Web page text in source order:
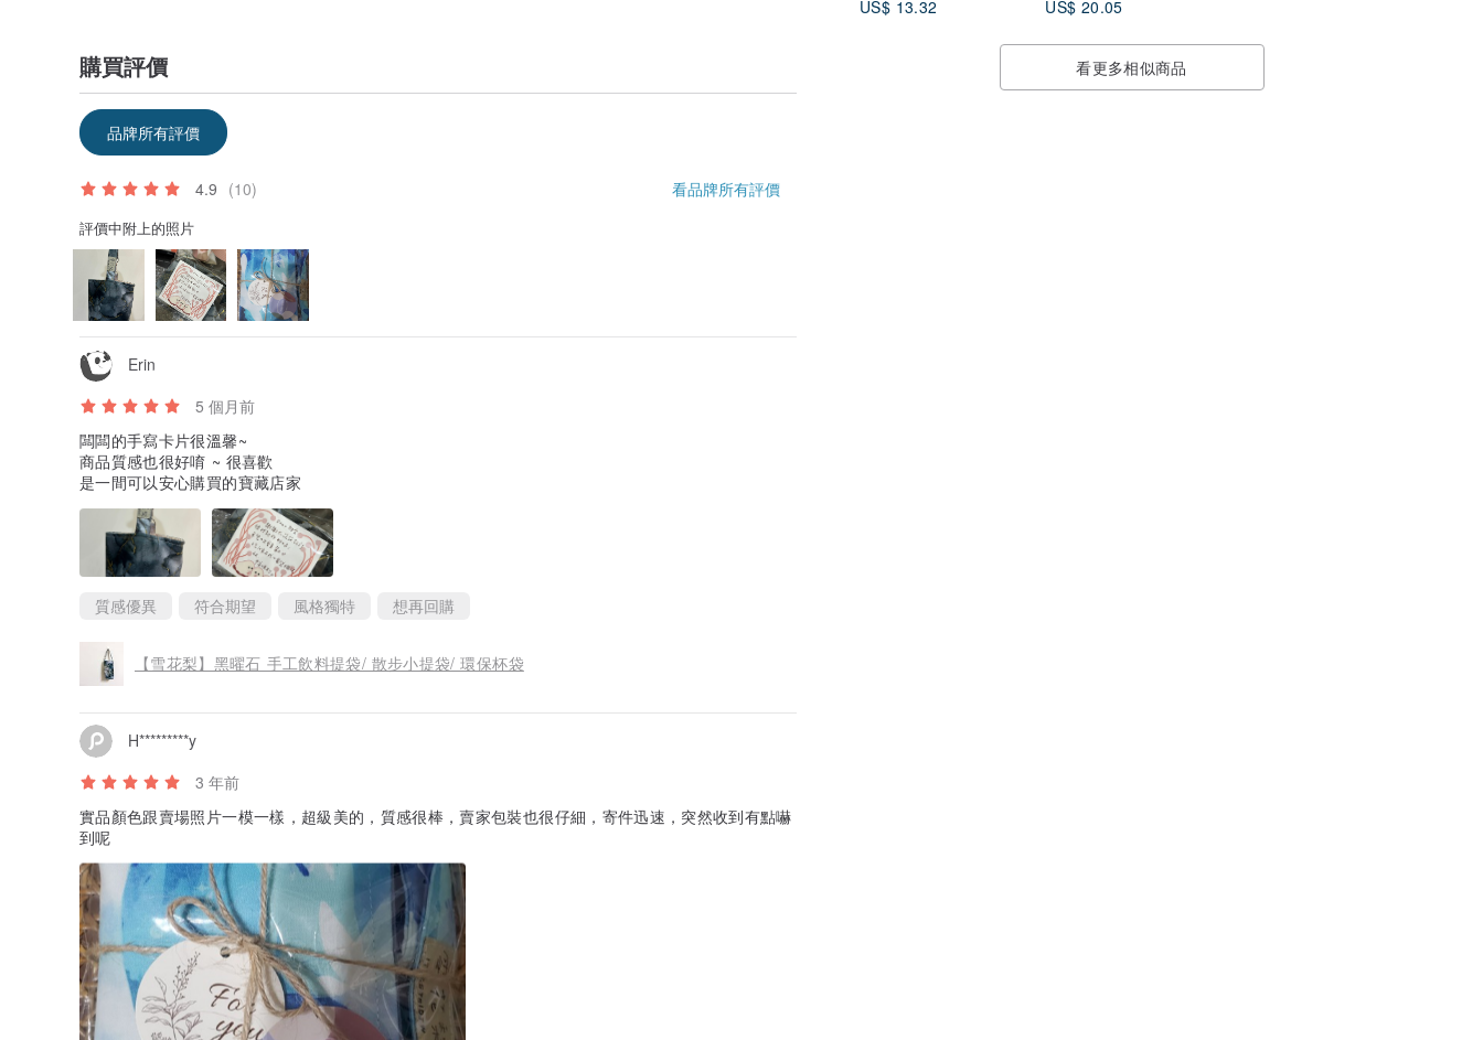
US$ 13.32
US$ 20.05
看更多相似商品
購買評價
品牌所有評價
4.9 (10) 看品牌所有評價
評價中附上的照片
Erin
5 個月前
闆闆的手寫卡片很溫馨~
商品質感也很好唷 ~ 很喜歡
是一間可以安心購買的寶藏店家
質感優異 符合期望 風格獨特 想再回購
【雪花梨】黑曜石 手工飲料提袋/ 散步小提袋/ 環保杯袋
H*********y
3 年前
實品顏色跟賣場照片一模一樣，超級美的，質感很棒，賣家包裝也很仔細，寄件迅速，突然收到有點嚇
到呢